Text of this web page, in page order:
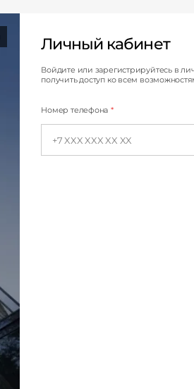
Личный
Личный кабинет
Войдите или зарегистрируйтесь в
получить доступ ко всем
Номер телефона *